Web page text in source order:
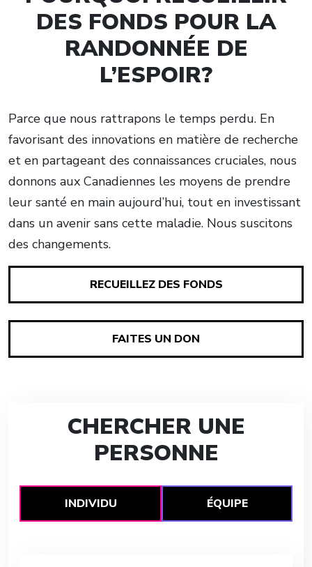
DES FONDS POUR LA
RANDONNÉE DE
L’ESPOIR?
Parce que nous rattrapons le temps perdu. En
favorisant des innovations en matière de recherche
et en partageant des connaissances cruciales, nous
donnons aux Canadiennes les moyens de prendre
leur santé en main aujourd’hui, tout en investissant
dans un avenir sans cette maladie. Nous suscitons
des changements.
RECUEILLEZ DES FONDS
FAITES UN DON
CHERCHER UNE
PERSONNE
INDIVIDU ÉQUIPE